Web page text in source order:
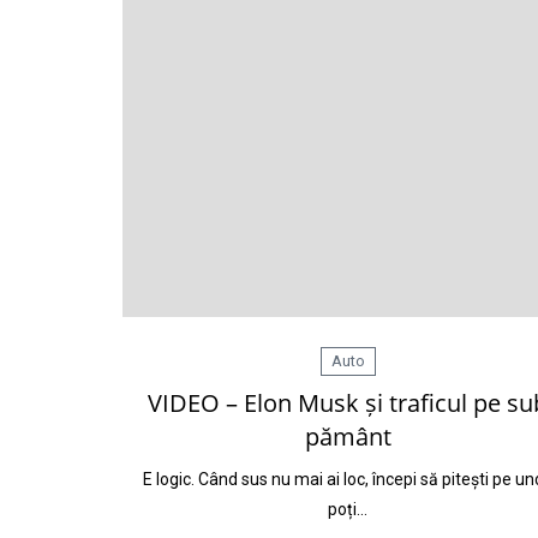
Auto
VIDEO – Elon Musk și traficul pe
pământ
E logic. Când sus nu mai ai loc, începi să pitești pe
poți…